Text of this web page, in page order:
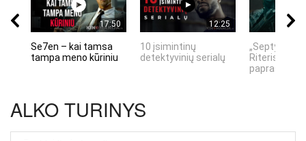
17:50
Se7en – kai tamsa
tampa meno kūriniu
12:25
10 įsimintinų
detektyvinių serialų
„Septynių
Riteris" – kai
ALKO TURINYS